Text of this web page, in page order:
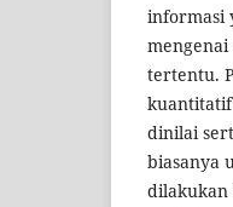
informasi
tertentu.
dinilai
biasanya
dilakukan